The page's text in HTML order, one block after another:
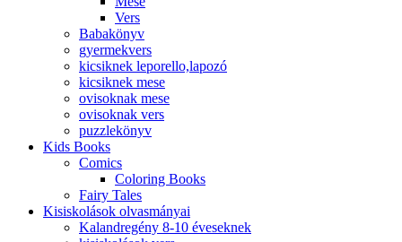
Vers
Babakönyv
gyermekvers
kicsiknek leporello,lapozó
kicsiknek mese
ovisoknak mese
ovisoknak vers
puzzlekönyv
Kids Books
Comics
Coloring Books
Fairy Tales
Kisiskolások olvasmányai
Kalandregény 8-10 éveseknek